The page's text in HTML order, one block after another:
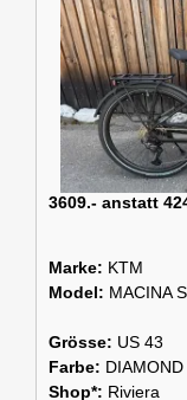
3609.- anstatt
Marke: KTM
Model: MACINA
Grösse: US 43
Farbe:
Shop*: Riviera